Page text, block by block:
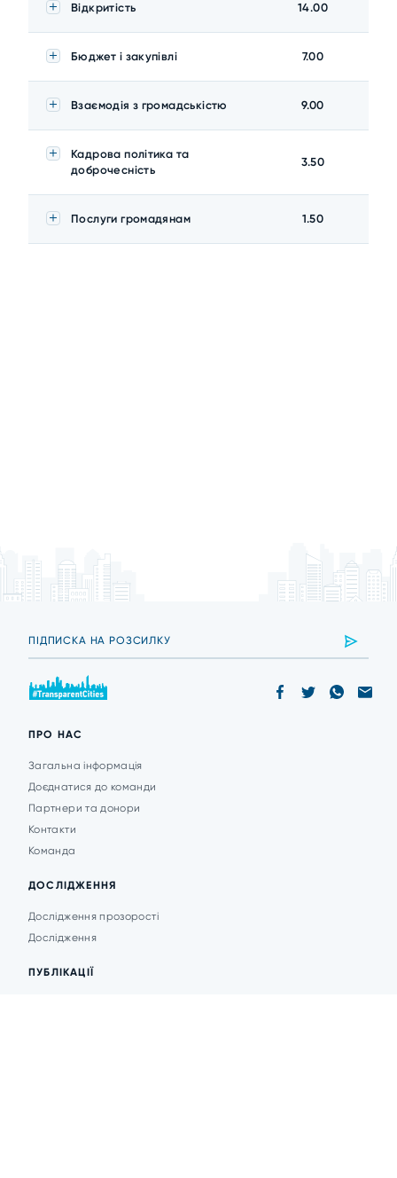
Відкритість 14.00
Бюджет і закупівлі 7.00
Взаємодія з громадськістю 9.00
Кадрова політика та
доброчесність
3.50
Послуги громадянам 1.50
ПРО НАС
Загальна інформація
Доєднатися до команди
Партнери та донори
Контакти
Команда
ДОСЛІДЖЕННЯ
Дослідження прозорості
Дослідження
ПУБЛІКАЦІЇ